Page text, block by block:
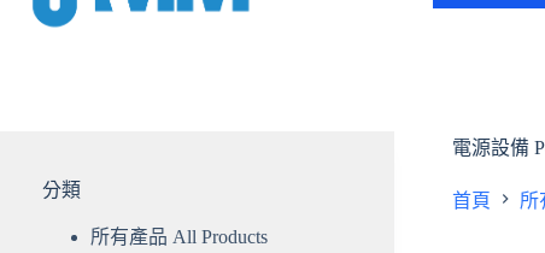
電源設備
首頁 所
分類
所有產品 All Products